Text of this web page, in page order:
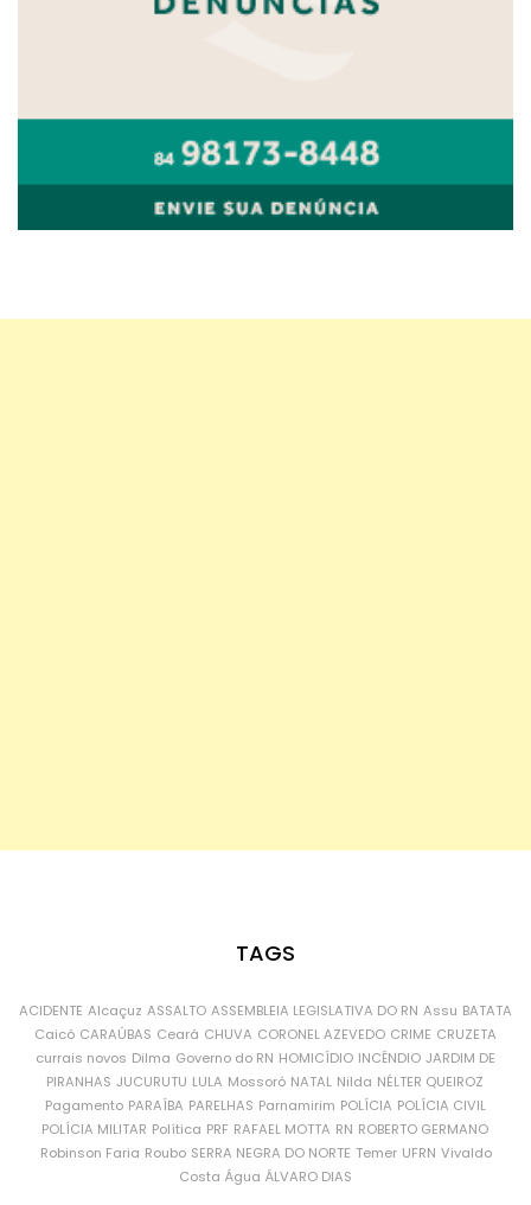
TAGS
ACIDENTE Alcaçuz ASSALTO ASSEMBLEIA LEGISLATIVA DO RN Assu BATATA
Caicó CARAÚBAS Ceará CHUVA CORONEL AZEVEDO CRIME CRUZETA
currais novos Dilma Governo do RN HOMICÍDIO INCÊNDIO JARDIM DE
PIRANHAS JUCURUTU LULA Mossoró NATAL Nilda NÉLTER QUEIROZ
Pagamento PARAÍBA PARELHAS Parnamirim POLÍCIA POLÍCIA CIVIL
POLÍCIA MILITAR Política PRF RAFAEL MOTTA RN ROBERTO GERMANO
Robinson Faria Roubo SERRA NEGRA DO NORTE Temer UFRN Vivaldo
Costa Água ÁLVARO DIAS